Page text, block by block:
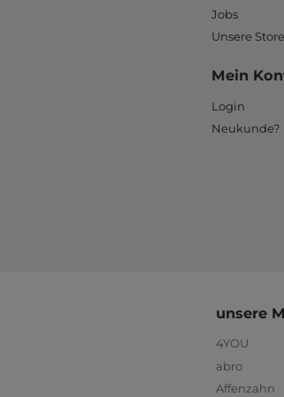
Jobs
Unsere
Mein
Login
Neukunde?
unsere
4YOU
abro
Affenzahn